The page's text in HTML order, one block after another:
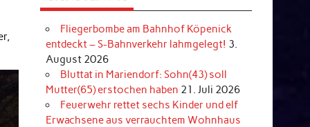
Fliegerbombe am Bahnhof Köpenick
entdeckt – S-Bahnverkehr lahmgelegt! 3.
August 2026
Bluttat in Mariendorf: Sohn(43) soll
Mutter(65) erstochen haben 21. Juli 2026
Feuerwehr rettet sechs Kinder und elf
Erwachsene aus verrauchtem Wohnhaus